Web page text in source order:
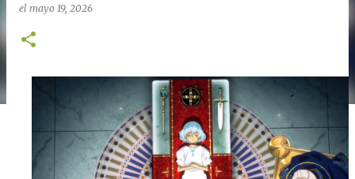
el mayo 19, 2026